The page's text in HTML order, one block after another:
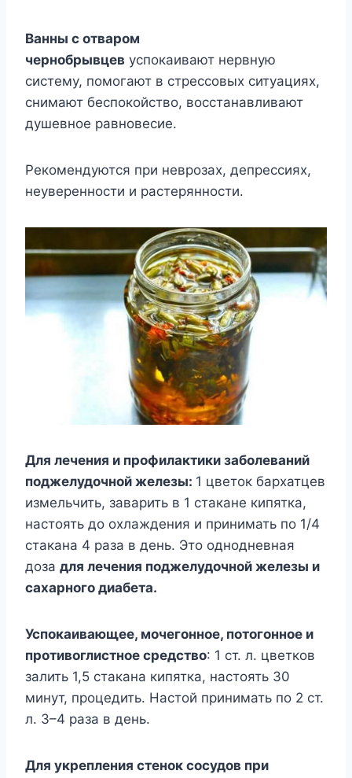
Ванны с отваром
чернобрывцев успокаивают нервную
систему, помогают в стрессовых ситуациях,
снимают беспокойство, восстанавливают
душевное равновесие.
Рекомендуются при неврозах, депрессиях,
неуверенности и растерянности.
Для лечения и профилактики заболеваний
поджелудочной железы: 1 цветок бархатцев
измельчить, заварить в 1 стакане кипятка,
настоять до охлаждения и принимать по 1/4
стакана 4 раза в день. Это однодневная
доза для лечения поджелудочной железы и
сахарного диабета.
Успокаивающее, мочегонное, потогонное и
противоглистное средство: 1 ст. л. цветков
залить 1,5 стакана кипятка, настоять 30
минут, процедить. Настой принимать по 2 ст.
л. 3–4 раза в день.
Для укрепления стенок сосудов при